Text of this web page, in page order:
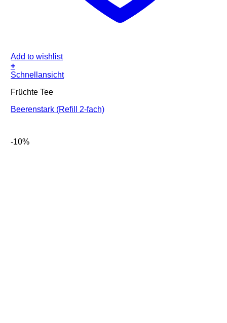
Add to wishlist
+
Schnellansicht
Früchte Tee
Beerenstark (Refill 2-fach)
-10%